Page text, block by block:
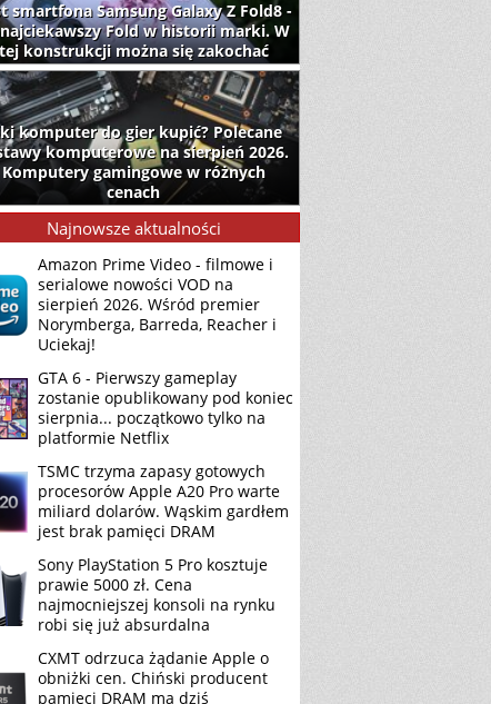
smartfona Samsung Galaxy Z Fold8 -
Fold w historii marki. W
tej konstrukcji można się zakochać
komputer do gier kupić? Polecane
komputerowe na sierpień 2026.
Komputery gamingowe w różnych
cenach
Najnowsze aktualności
Amazon Prime Video - filmowe i
serialowe nowości VOD na
sierpień 2026. Wśród premier
Norymberga, Barreda, Reacher i
Uciekaj!
GTA 6 - Pierwszy gameplay
zostanie opublikowany pod koniec
sierpnia... początkowo tylko na
platformie Netflix
TSMC trzyma zapasy gotowych
procesorów Apple A20 Pro warte
miliard dolarów. Wąskim gardłem
jest brak pamięci DRAM
Sony PlayStation 5 Pro kosztuje
prawie 5000 zł. Cena
najmocniejszej konsoli na rynku
robi się już absurdalna
CXMT odrzuca żądanie Apple o
obniżki cen. Chiński producent
pamięci DRAM ma dziś